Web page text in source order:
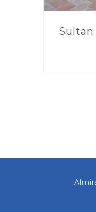
Sultan
Almira